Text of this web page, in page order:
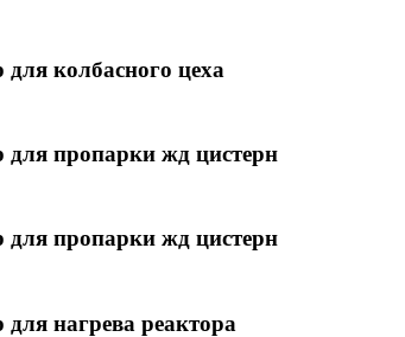
колбасного цеха
для пропарки жд цистерн
для пропарки жд цистерн
нагрева реактора